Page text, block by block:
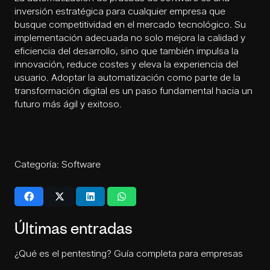
inversión estratégica para cualquier empresa que
busque competitividad en el mercado tecnológico. Su
implementación adecuada no solo mejora la calidad y
eficiencia del desarrollo, sino que también impulsa la
innovación, reduce costes y eleva la experiencia del
usuario. Adoptar la automatización como parte de la
transformación digital es un paso fundamental hacia un
futuro más ágil y exitoso.
Categoría: Software
Últimas entradas
¿Qué es el pentesting? Guía completa para empresas